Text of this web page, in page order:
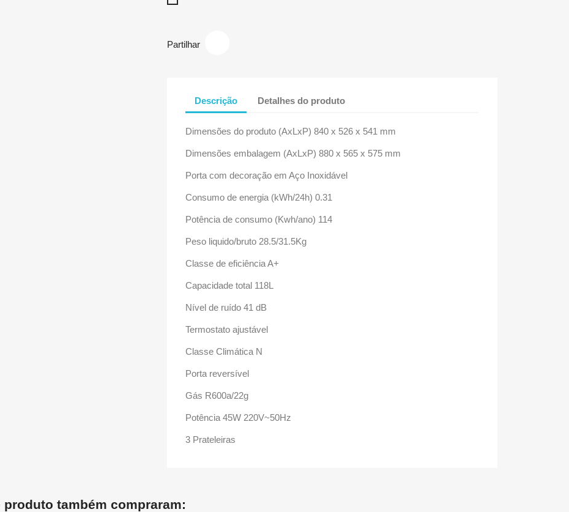
Partilhar
Descrição Detalhes do produto
Dimensões do produto (AxLxP) 840 x 526 x 541 mm
Dimensões embalagem (AxLxP) 880 x 565 x 575 mm
Porta com decoração em Aço Inoxidável
Consumo de energia (kWh/24h) 0.31
Potência de consumo (Kwh/ano) 114
Peso liquido/bruto 28.5/31.5Kg
Classe de eficiência A+
Capacidade total 118L
Nível de ruído 41 dB
Termostato ajustável
Classe Climática N
Porta reversível
Gás R600a/22g
Potência 45W 220V~50Hz
3 Prateleiras
também compraram: